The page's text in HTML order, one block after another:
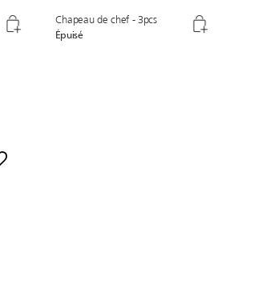
Chapeau de chef - 3pcs
Épuisé